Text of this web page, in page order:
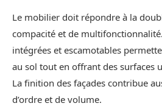
Le mobilier doit répondre à la
compacité et de
intégrées et escamotables
au sol tout en offrant des surfaces
La finition des façades contribue
d’ordre et de volume.